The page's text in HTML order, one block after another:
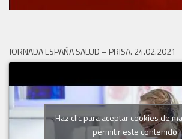
JORNADA ESPAÑA SALUD – PRISA. 24.02.2021
Haz clic para aceptar cookies de
permitir este contenido